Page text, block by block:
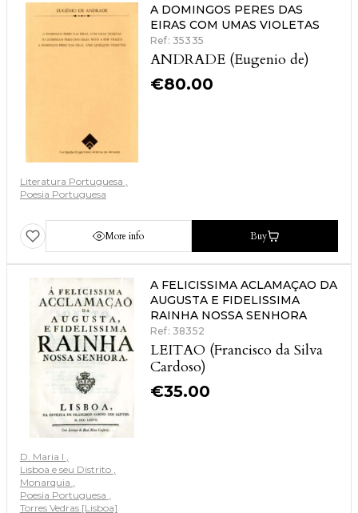
A DOMINGOS PERES DAS
EIRAS COM UMAS VIOLETAS
Ref: 35335
ANDRADE (Eugenio de)
€80.00
Literatura Portuguesa
Poesia Portuguesa
More info Buy
A FELICISSIMA ACLAMAÇAO DA
AUGUSTA E FIDELISSIMA
RAINHA NOSSA SENHORA
Ref: 38352
LEITAO (Francisco da Silva
Cardoso)
€35.00
D. Maria I
Lisboa e seu Distrito
Monarquia
Poesia Portuguesa
Torres Vedras [Lisboa]